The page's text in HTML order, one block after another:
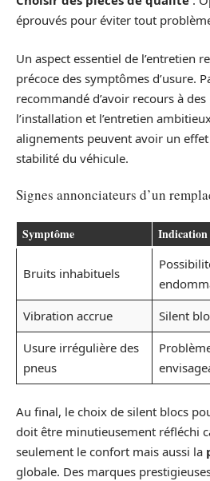
éprouvés pour éviter tout
Un aspect essentiel de l’entretien
précoce des symptômes d’usure.
recommandé d’avoir recours à
l’installation et l’entretien
alignements peuvent avoir un
stabilité du véhicule.
Signes annonciateurs d’un
Symptôme Indication
Bruits inhabituels
Vibration accrue
Silent
Usure irrégulière des
pneus
Au final, le choix de silent blocs
doit être minutieusement réfléchi
seulement le confort mais aussi la
globale. Des marques